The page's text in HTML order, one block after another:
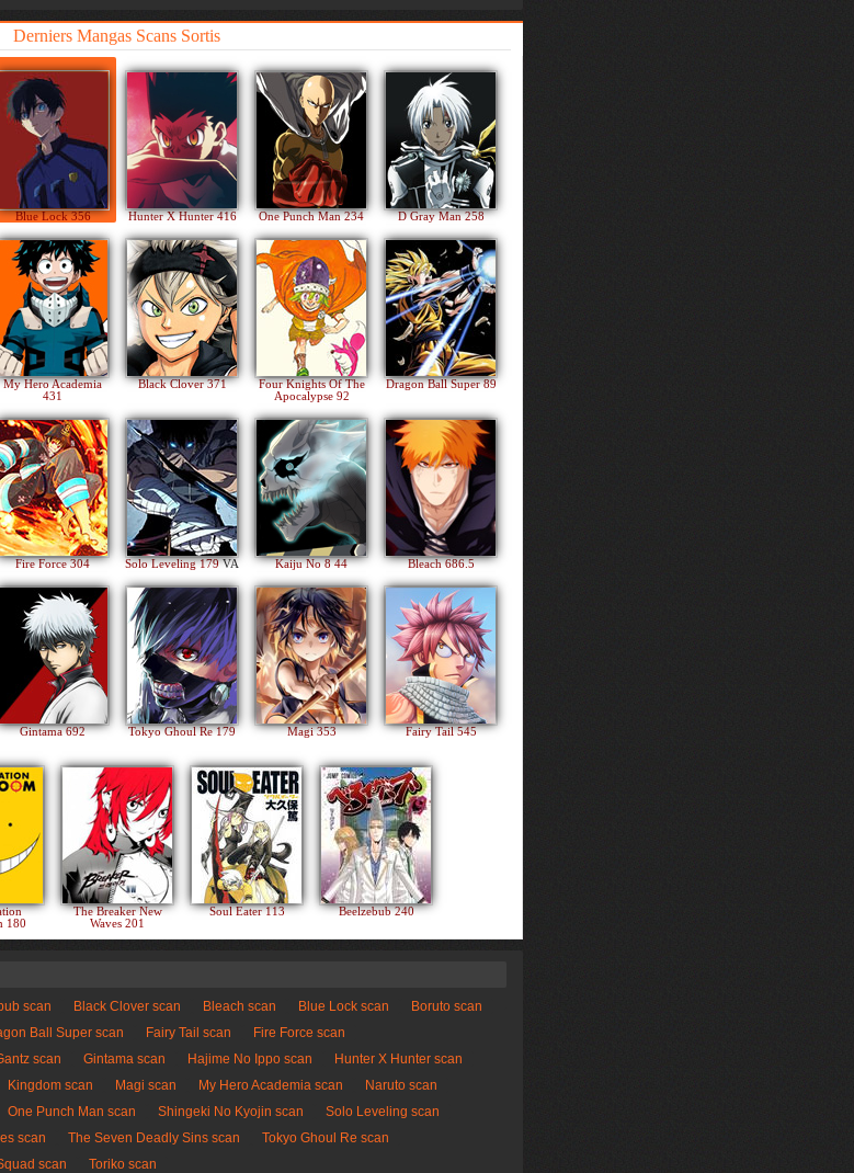
Derniers Mangas Scans Sortis
Blue Lock 356 Hunter X Hunter 416 One Punch Man 234 D Gray Man 258
My Hero Academia
431
Black Clover 371
Four Knights Of The
Apocalypse 92
Dragon Ball Super 89
Fire Force 304 Solo Leveling 179VA Kaiju No 8 44 Bleach 686.5
Gintama 692 Tokyo Ghoul Re 179 Magi 353 Fairy Tail 545
180
The Breaker New
Waves 201
Soul Eater 113 Beelzebub 240
scan Black Clover scan Bleach scan Blue Lock scan
Boruto scan
Ball Super scan Fairy Tail scan
Fire Force scan
scan Gintama scan Hajime No Ippo scan
Hunter X Hunter scan
Kingdom scan Magi scan My Hero Academia scan
Naruto scan
One Punch Man scan Shingeki No Kyojin scan
Solo Leveling scan
scan The Seven Deadly Sins scan
Tokyo Ghoul Re scan
scan Toriko scan